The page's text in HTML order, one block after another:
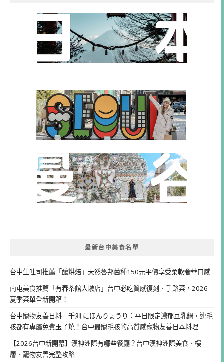
最新台中美食名單
台中生吐司推薦「釀烘焙」天然魯邦菌種150元平價享受柔軟奢華口感
南屯美食推薦「有春茶館大墩店」台中必吃質感復刻、手路菜，2026
夏季菜單全新開箱！
台中寵物友善日料｜千汌 にほんりょうり：平日限定濃郁豆乳鍋，連毛
孩都有專屬免費玉子燒！台中最寵毛孩的高質感寵物友善日本料理
【2026台中新開幕】漢神洲際有哪些餐廳？台中漢神洲際美食、樓
層、寵物友善完整攻略